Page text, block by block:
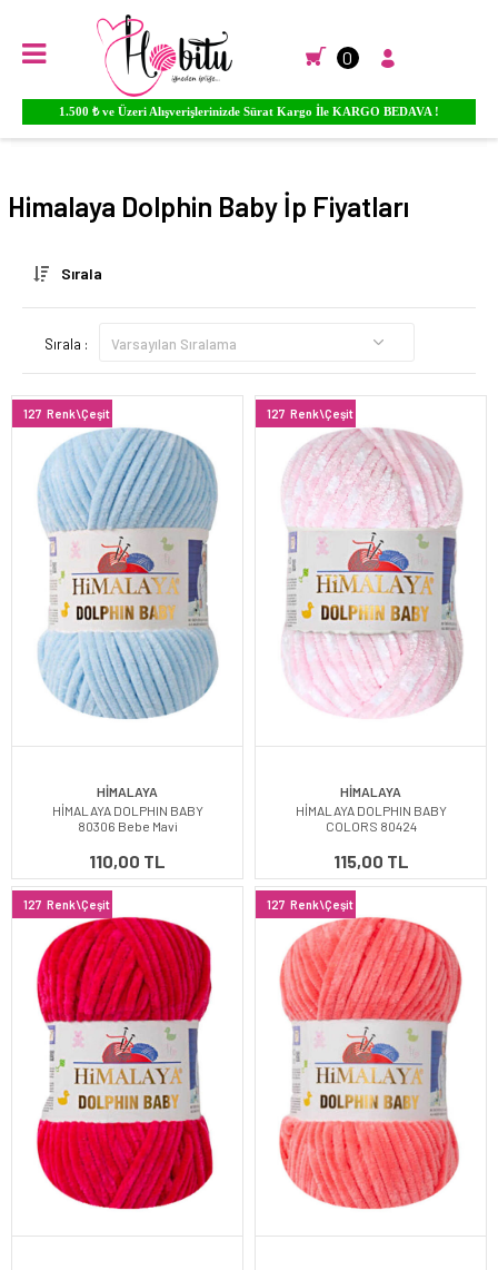
0
Ürünlere YORUM Yapın Para PUAN Kazanmaya Başlayın...
Anasayfa EL ÖRGÜ İPLİKLERİ Himalaya El Örgü İpleri Dolphin Baby
Himalaya Dolphin Baby İp Fiyatları
Sırala
Sırala :
127 Renk\Çeşit
HİMALAYA
HİMALAYA DOLPHIN BABY
80306 Bebe Mavi
110,00 TL
127 Renk\Çeşit
HİMALAYA
HİMALAYA DOLPHIN BABY
COLORS 80424
115,00 TL
127 Renk\Çeşit 127 Renk\Çeşit